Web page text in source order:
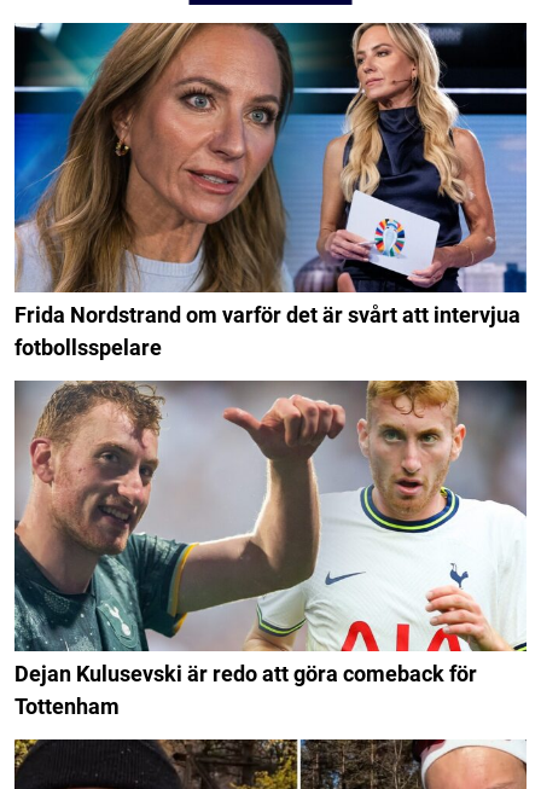
Frida Nordstrand om varför det är svårt att intervjua
fotbollsspelare
Dejan Kulusevski är redo att göra comeback för
Tottenham